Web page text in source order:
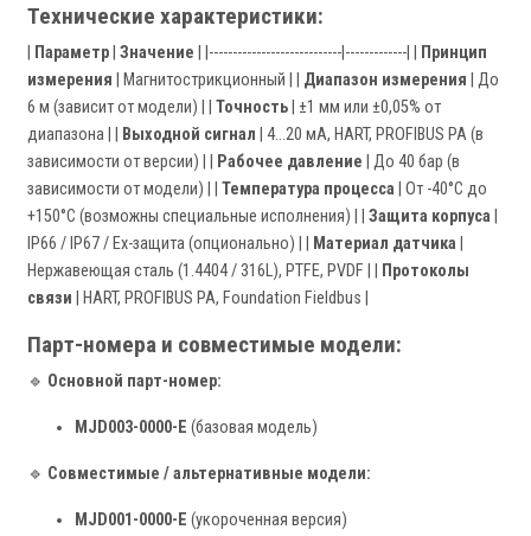
Технические характеристики:
Параметр Значение | |----------------------------|-------------| |
Принцип
измерения | Магнитострикционный | | Диапазон измерения | До
6 м (зависит от модели) | | Точность | ±1 мм или ±0,05% от
диапазона | |
Выходной сигнал | 4...20 мА, HART, PROFIBUS PA (в
зависимости от версии) | |
Рабочее давление | До 40 бар (в
зависимости от модели) | | Температура процесса | От -40°C до
+150°C (возможны специальные исполнения) | | Защита корпуса
IP66 / IP67 / Ex-защита (опционально) | |
Материал датчика
Нержавеющая сталь (1.4404 / 316L), PTFE, PVDF | |
Протоколы
связи | HART, PROFIBUS PA, Foundation Fieldbus |
Парт-номера и совместимые модели:
🔹 Основной парт-номер:
MJD003-0000-E (базовая модель)
🔹 Совместимые / альтернативные модели:
MJD001-0000-E (укороченная версия)